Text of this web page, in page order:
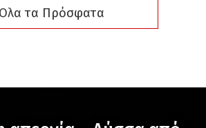
τα Πρόσφατα